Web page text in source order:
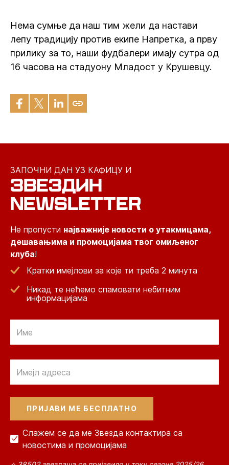
Нема сумње да наш тим жели да настави
лепу традицију против екипе Напретка, а прву
прилику за то, наши фудбалери имају сутра од
16 часова на стадуону Младост у Крушевцу.
ЗАПОЧНИ ДАН УЗ КАФИЦУ И
ЗВЕЗДИН
NEWSLETTER
Не пропусти најважније новости о утакмицама,
дешавањима и промоцијама твог омиљеног
клуба!
Кратки имејлови за које ти треба 2 минута
Никад те нећемо спамовати небитним
информацијама
Слажем се да ме Звезда контактира са
новостима и промоцијама